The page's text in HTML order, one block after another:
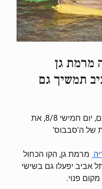
מרמת גן
תמשיך גם
בית המשפט בתל אביב דחה היום, יום חמישי 8/8, את
של ה'סבבוס'
מרמת גן, הקו הכחול
אביב יפעלו גם בשישי
פנוי.